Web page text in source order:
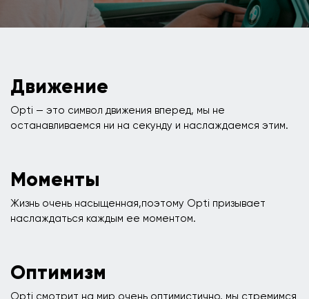
Движение
Opti — это символ движения вперед, мы не
останавливаемся ни на секунду и наслаждаемся этим.
Моменты
Жизнь очень насыщенная,поэтому Opti призывает
наслаждаться каждым ее моментом.
Оптимизм
Opti смотрит на мир очень оптимистично, мы стремимся